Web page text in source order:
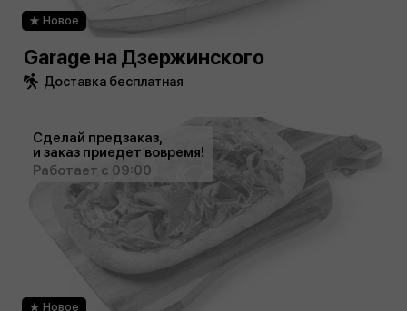
Новое
Garage на Дзержинского
Доставка бесплатная
Сделай предзаказ,
и заказ приедет вовремя!
Работает с 09:00
Новое